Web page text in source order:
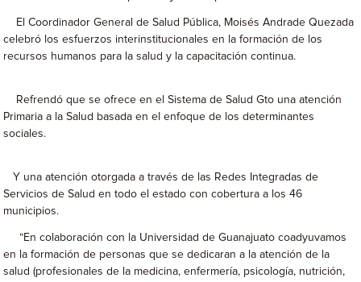
El Coordinador General de Salud Pública, Moisés Andrade Quezada
celebró los esfuerzos interinstitucionales en la formación de los
recursos humanos para la salud y la capacitación continua.
Refrendó que se ofrece en el Sistema de Salud Gto una atención
Primaria a la Salud basada en el enfoque de los determinantes
sociales.
Y una atención otorgada a través de las Redes Integradas de
Servicios de Salud en todo el estado con cobertura a los 46
municipios.
“En colaboración con la Universidad de Guanajuato coadyuvamos
en la formación de personas que se dedicaran a la atención de la
salud (profesionales de la medicina, enfermería, psicología, nutrición,